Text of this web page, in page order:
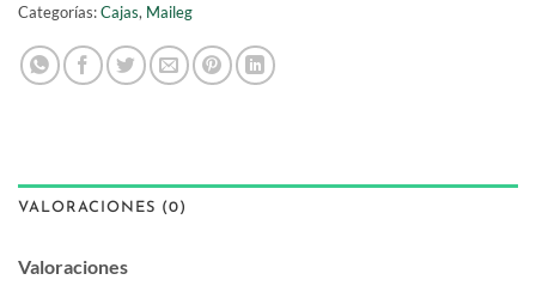
Categorías:Cajas, Maileg
VALORACIONES (0)
Valoraciones